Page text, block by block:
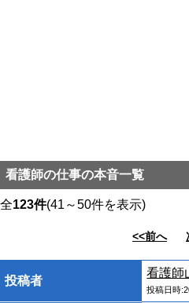
看護師の仕事の本音一覧
全123件(41～50件を表示)
<<前へ
投稿者
看護師
投稿日時